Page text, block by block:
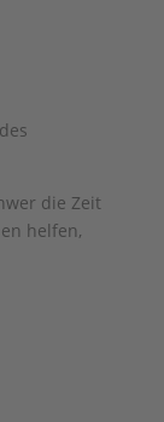
die Zeit
helfen,